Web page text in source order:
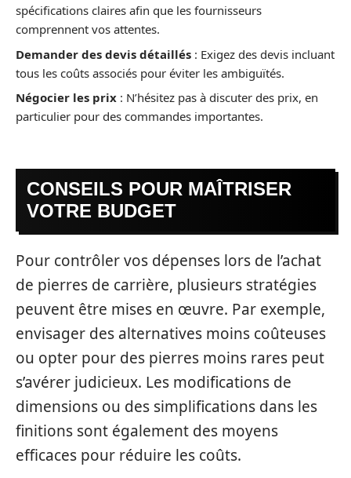
spécifications claires afin que les fournisseurs
comprennent vos attentes.
Demander des devis détaillés : Exigez des devis incluant
tous les coûts associés pour éviter les ambiguïtés.
Négocier les prix : N’hésitez pas à discuter des prix, en
particulier pour des commandes importantes.
CONSEILS POUR MAÎTRISER
VOTRE BUDGET
Pour contrôler vos dépenses lors de l’achat
de pierres de carrière, plusieurs stratégies
peuvent être mises en œuvre. Par exemple,
envisager des alternatives moins coûteuses
ou opter pour des pierres moins rares peut
s’avérer judicieux. Les modifications de
dimensions ou des simplifications dans les
finitions sont également des moyens
efficaces pour réduire les coûts.